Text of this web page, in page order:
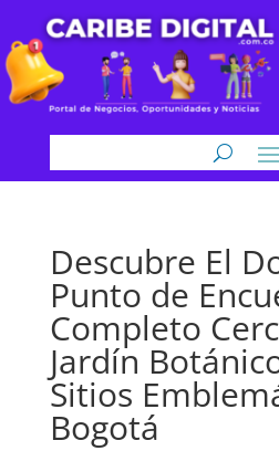
Descubre El
Punto de
Completo
Jardín
Sitios
Bogotá